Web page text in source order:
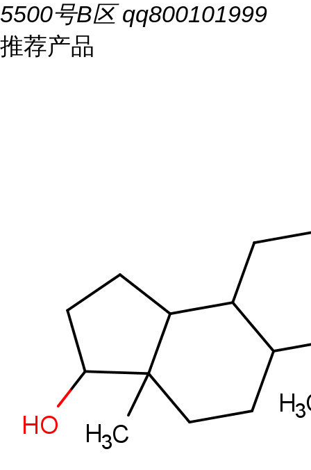
5500号B区 qq800101999
推荐产品